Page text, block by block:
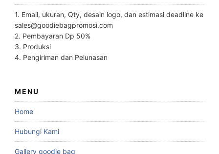
1. Email, ukuran, Qty, desain logo, dan estimasi deadline ke
sales@goodiebagpromosi.com
2. Pembayaran Dp 50%
3. Produksi
4. Pengiriman dan Pelunasan
MENU
Home
Hubungi Kami
Gallery goodie bag